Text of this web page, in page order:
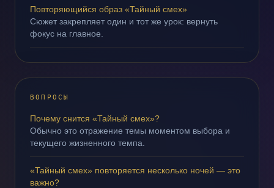
Повторяющийся образ «Тайный смех»
Сюжет закрепляет один и тот же урок: вернуть
фокус на главное.
ВОПРОСЫ
Почему снится «Тайный смех»?
Обычно это отражение темы моментом выбора и
текущего жизненного темпа.
«Тайный смех» повторяется несколько ночей — это
важно?